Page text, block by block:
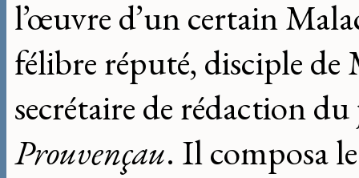
l’œuvre d’un certain
félibre réputé, disciple
secrétaire de rédaction
Prouvençau. Il composa